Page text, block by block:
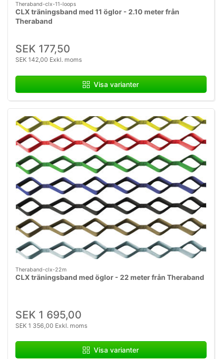
Theraband-clx-11-loops
CLX träningsband med 11 öglor - 2.10 meter från
Theraband
SEK 177,50
SEK 142,00 Exkl. moms
Visa varianter
Theraband-clx-22m
CLX träningsband med öglor - 22 meter från Theraband
SEK 1 695,00
SEK 1 356,00 Exkl. moms
Visa varianter